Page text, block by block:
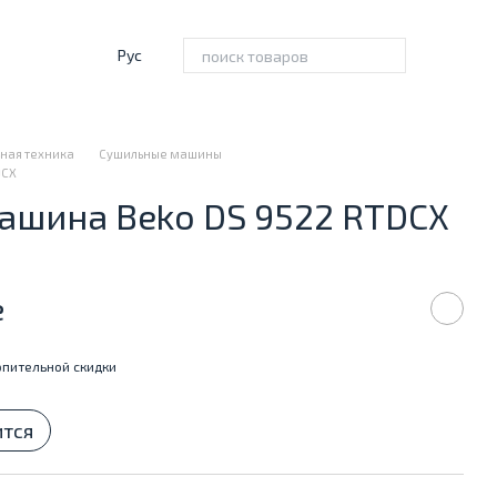
Рус
техника
Сушильные машины
Beko DS 9522 RTDCX
скидки